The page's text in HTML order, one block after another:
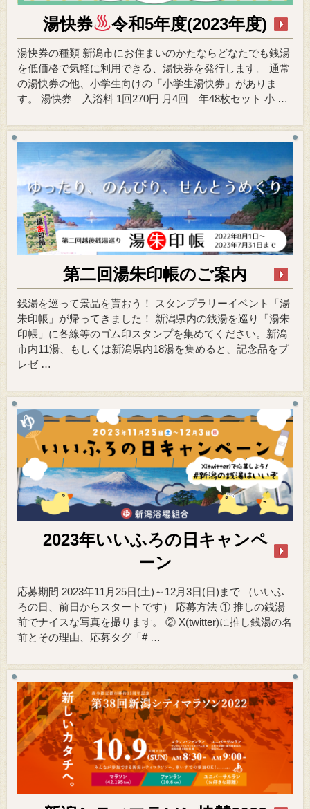
湯快券 令和5年度(2023年度)
湯快券の種類 新潟市にお住まいのかたならどなたでも銭湯
を低価格で気軽に利用できる、湯快券を発行します。 通常
の湯快券の他、小学生向けの「小学生湯快券」がありま
す。 湯快券 入浴料 1回270円 月4回 年48枚セット 小 …
第二回湯朱印帳のご案内
銭湯を巡って景品を貰おう！ スタンプラリーイベント「湯
朱印帳」が帰ってきました！ 新潟県内の銭湯を巡り「湯朱
印帳」に各線等のゴム印スタンプを集めてください。新潟
市内11湯、もしくは新潟県内18湯を集めると、記念品をプ
レゼ …
2023年いいふろの日キャンペ
ーン
応募期間 2023年11月25日(土)～12月3日(日)まで （いいふ
ろの日、前日からスタートです） 応募方法 ① 推しの銭湯
前でナイスな写真を撮ります。 ② X(twitter)に推し銭湯の名
前とその理由、応募タグ「# …